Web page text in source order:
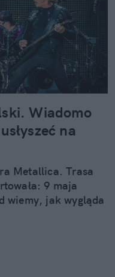
Wiadomo
na
Metallica. Trasa
9 maja
wiemy, jak wygląda